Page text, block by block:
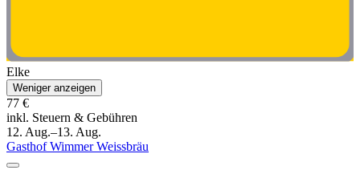
Elke
Weniger anzeigen
77 €
inkl. Steuern & Gebühren
12. Aug.–13. Aug.
Gasthof Wimmer Weissbräu